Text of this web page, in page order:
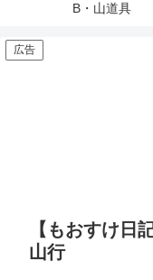
B・山道具
広告
【もおすけ
山行